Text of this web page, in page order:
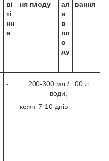
ві
ті
нн
я
ня плоду
ал
и
в
пл
о
ду
вання
-
200-300 мл / 100 л
води,
кожні 7-10 днів